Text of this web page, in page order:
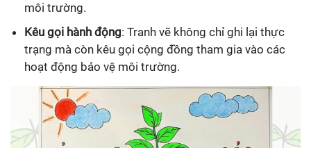
môi trường.
Kêu gọi hành động: Tranh vẽ không chỉ ghi lại thực
trạng mà còn kêu gọi cộng đồng tham gia vào các
hoạt động bảo vệ môi trường.